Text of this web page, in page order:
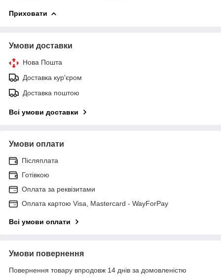
Приховати
Умови доставки
Нова Пошта
Доставка кур'єром
Доставка поштою
Всі умови доставки
Умови оплати
Післяплата
Готівкою
Оплата за реквізитами
Оплата картою Visa, Mastercard - WayForPay
Всі умови оплати
Умови повернення
Повернення товару впродовж 14 днів за домовленістю